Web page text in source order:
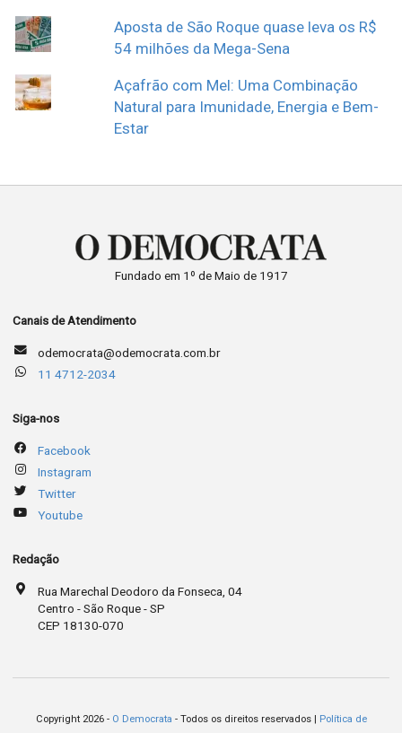
Aposta de São Roque quase leva os R$
54 milhões da Mega-Sena
Açafrão com Mel: Uma Combinação
Natural para Imunidade, Energia e Bem-
Estar
Fundado em 1º de Maio de 1917
Canais de Atendimento
odemocrata@odemocrata.com.br
11 4712-2034
Siga-nos
Facebook
Instagram
Twitter
Youtube
Redação
Rua Marechal Deodoro da Fonseca, 04
Centro - São Roque - SP
CEP 18130-070
Copyright 2026 - O Democrata - Todos os direitos reservados | Política de